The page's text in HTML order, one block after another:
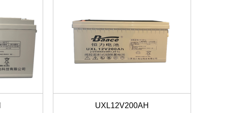
UXL12V200AH